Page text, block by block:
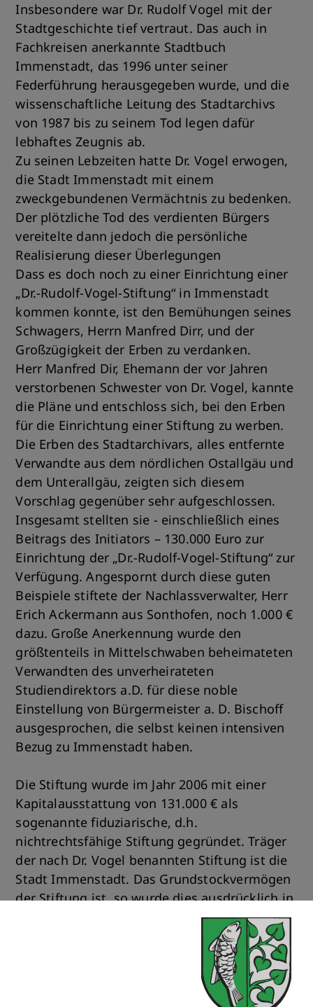
Insbesondere war Dr. Rudolf Vogel mit der
Stadtgeschichte tief vertraut. Das auch in
Fachkreisen anerkannte Stadtbuch
Immenstadt, das 1996 unter seiner
Federführung herausgegeben wurde, und die
wissenschaftliche Leitung des Stadtarchivs
von 1987 bis zu seinem Tod legen dafür
lebhaftes Zeugnis ab.
Zu seinen Lebzeiten hatte Dr. Vogel erwogen,
die Stadt Immenstadt mit einem
zweckgebundenen Vermächtnis zu bedenken.
Der plötzliche Tod des verdienten Bürgers
vereitelte dann jedoch die persönliche
Realisierung dieser Überlegungen
Dass es doch noch zu einer Einrichtung einer
„Dr.-Rudolf-Vogel-Stiftung“ in Immenstadt
kommen konnte, ist den Bemühungen seines
Schwagers, Herrn Manfred Dirr, und der
Großzügigkeit der Erben zu verdanken.
Herr Manfred Dir, Ehemann der vor Jahren
verstorbenen Schwester von Dr. Vogel, kannte
die Pläne und entschloss sich, bei den Erben
für die Einrichtung einer Stiftung zu werben.
Die Erben des Stadtarchivars, alles entfernte
Verwandte aus dem nördlichen Ostallgäu und
dem Unterallgäu, zeigten sich diesem
Vorschlag gegenüber sehr aufgeschlossen.
Insgesamt stellten sie - einschließlich eines
Beitrags des Initiators – 130.000 Euro zur
Einrichtung der „Dr.-Rudolf-Vogel-Stiftung“ zur
Verfügung. Angespornt durch diese guten
Beispiele stiftete der Nachlassverwalter, Herr
Erich Ackermann aus Sonthofen, noch 1.000 €
dazu. Große Anerkennung wurde den
größtenteils in Mittelschwaben beheimateten
Verwandten des unverheirateten
Studiendirektors a.D. für diese noble
Einstellung von Bürgermeister a. D. Bischoff
ausgesprochen, die selbst keinen intensiven
Bezug zu Immenstadt haben.
Die Stiftung wurde im Jahr 2006 mit einer
Kapitalausstattung von 131.000 € als
sogenannte fiduziarische, d.h.
nichtrechtsfähige Stiftung gegründet. Träger
der nach Dr. Vogel benannten Stiftung ist die
Stadt Immenstadt. Das Grundstockvermögen
der Stiftung ist, so wurde dies ausdrücklich in
den einzelnen Schenkungsverträgen
festgehalten, in seinem Bestand zu erhalten.
Der Stiftungserlös ist nach dem Willen der
Erben von der Stadt zweckgebunden für den
Betrieb des Stadtarchivs zu verwenden.